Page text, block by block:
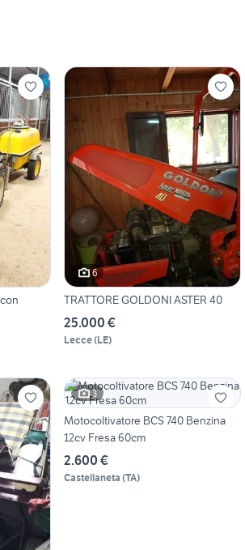
6
TRATTORE GOLDONI ASTER 40
25.000 €
Lecce(LE)
3
Motocoltivatore BCS 740 Benzina
12cv Fresa 60cm
2.600 €
Castellaneta (TA)